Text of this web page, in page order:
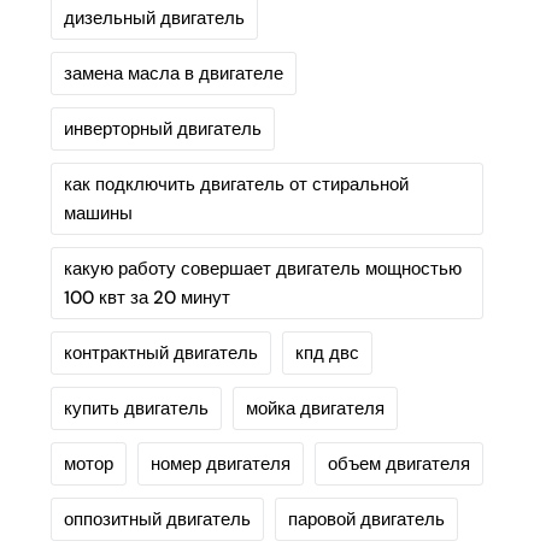
дизельный двигатель
замена масла в двигателе
инверторный двигатель
как подключить двигатель от стиральной
машины
какую работу совершает двигатель мощностью
100 квт за 20 минут
контрактный двигатель кпд двс
купить двигатель мойка двигателя
мотор номер двигателя объем двигателя
оппозитный двигатель паровой двигатель